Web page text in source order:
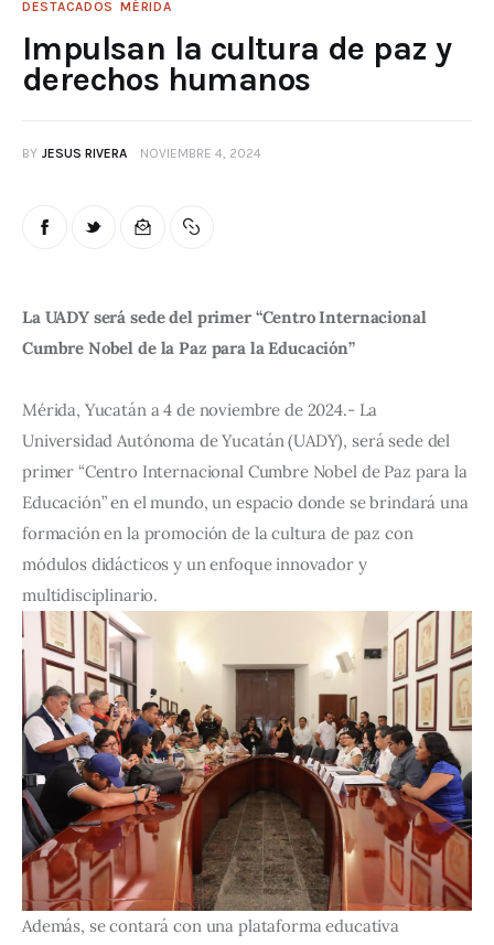
DESTACADOS MÉRIDA
Impulsan la cultura de paz y
derechos humanos
BY JESUS RIVERA NOVIEMBRE 4, 2024
La UADY será sede del primer “Centro Internacional
Cumbre Nobel de la Paz para la Educación”
Mérida, Yucatán a 4 de noviembre de 2024.- La
Universidad Autónoma de Yucatán (UADY), será sede del
primer “Centro Internacional Cumbre Nobel de Paz para la
Educación” en el mundo, un espacio donde se brindará una
formación en la promoción de la cultura de paz con
módulos didácticos y un enfoque innovador y
multidisciplinario.
Además, se contará con una plataforma educativa